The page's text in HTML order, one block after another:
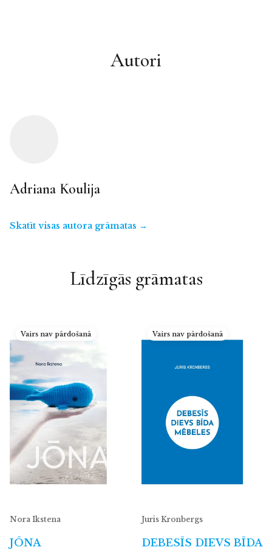
Autori
Adriana Koulija
Skatīt visas autora grāmatas →
Līdzīgās grāmatas
Vairs nav pārdošanā
Nora Ikstena
JŌNA
Vairs nav pārdošanā
Juris Kronbergs
DEBESĪS DIEVS BĪDA